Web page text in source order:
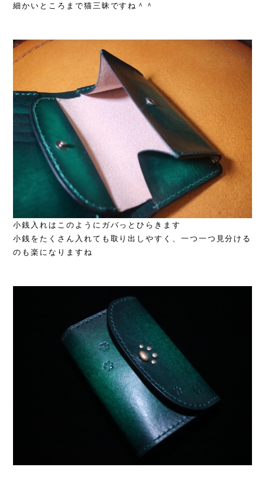
細かいところまで猫三昧ですね＾＾
小銭入れはこのようにガバっとひらきます
小銭をたくさん入れても取り出しやすく、一つ一つ見分ける
のも楽になりますね